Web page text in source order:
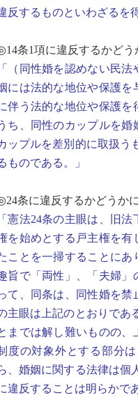
反するものといわざるを
条1項に違反するかどう
「（同性婚を認めない民
には法的な地位や保護を
伴う法的な地位や保護
ち、同性のカップルを
ップルを差別的に取扱う
ものである。」
条に違反するかどうか
「憲法24条の主眼は、旧
を始めとする戸主権を有
ことを一掃することにあ
旨で「両性」、「夫婦
て、同条は、同性婚を
主眼は上記のとおりであ
までは解し難いものの
度の対象外とする部分
、婚姻に関する法律は個
違反することは明らかで